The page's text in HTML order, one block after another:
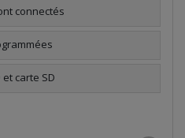
connectés
carte SD